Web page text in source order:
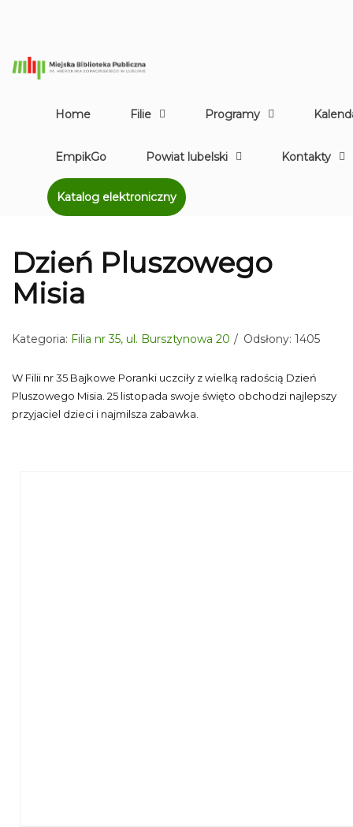
Home Filie Programy
EmpikGo Powiat lubelski Kontakty
Katalog elektroniczny
Dzień Pluszowego
Misia
Kategoria: Filia nr 35, ul. Bursztynowa 20 Odsłony: 1405
W Filii nr 35 Bajkowe Poranki uczciły z wielką radością Dzień
Pluszowego Misia. 25 listopada swoje święto obchodzi najlepszy
przyjaciel dzieci i najmilsza zabawka.